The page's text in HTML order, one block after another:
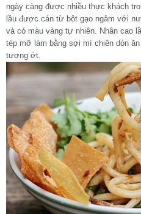
ngày càng được nhiều thực khách
lầu được cán từ bột gạo ngâm với
và có màu vàng tự nhiên. Nhân cao
tép mỡ làm bằng sợi mì chiên dòn
tương ớt.